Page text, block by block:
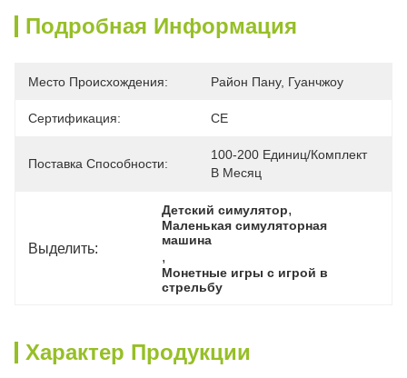
Подробная Информация
Место Происхождения: Район Пану, Гуанчжоу
Сертификация: CE
Поставка Способности:
100-200 Единиц/комплект
В Месяц
Выделить:
Детский симулятор,
Маленькая симуляторная
машина
,
Монетные игры с игрой в
стрельбу
Характер Продукции